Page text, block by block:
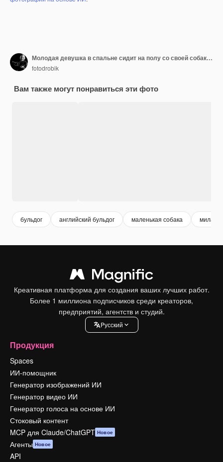
Молодая девушка в спальне сидит на полу со своей собакой и ласкает его ребенка и собаку
fotodrobik
Вам также могут понравиться эти фото
бульдог английский бульдог маленькая собака милая
Креативная платформа для создания ваших лучших работ.
Более 1 миллиона подписчиков среди креаторов,
предприятий, агентств и студий.
Pусский
Продукция
Spaces
ИИ-помощник
Генератор изображений ИИ
Генератор видео ИИ
Генератор голоса на основе ИИ
Стоковый контент
MCP для Claude/ChatGPT Новое
Агенты Новое
API